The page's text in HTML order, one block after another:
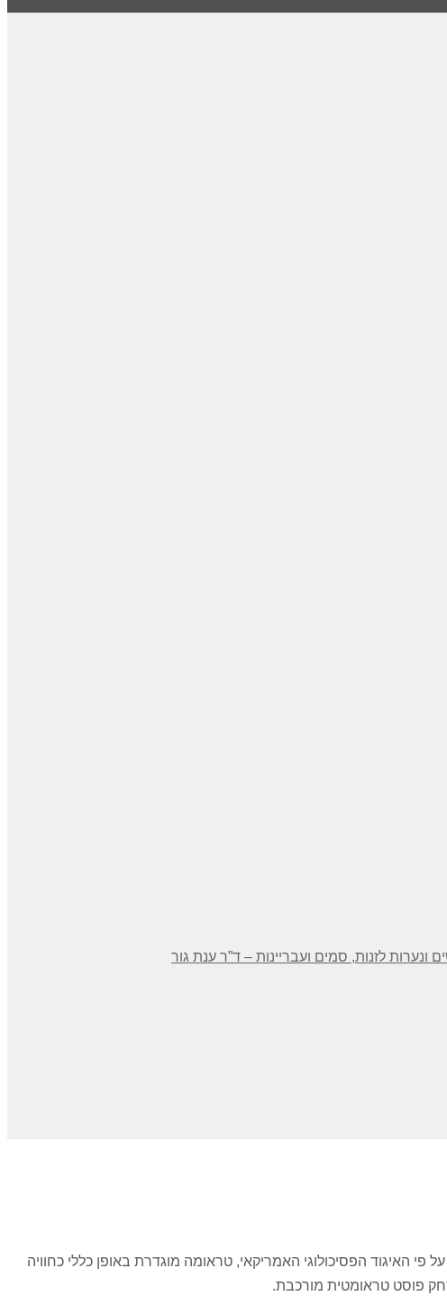
לזנות, סמים ועבריינות – ד”ר ענת גור
פי האיגוד הפסיכולוגי האמריקאי, טראומה מוגדרת באופן כללי כחוויה
פוסט טראומטית מורכבת.